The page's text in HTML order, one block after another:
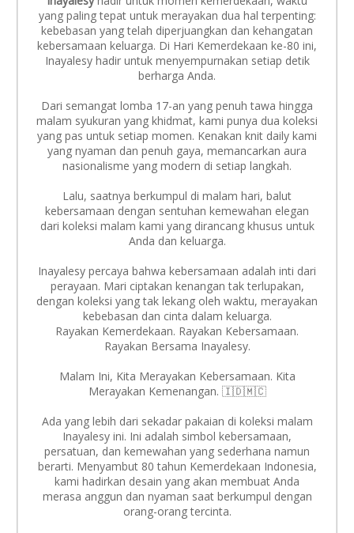
yang paling tepat untuk merayakan dua hal terpenting:
kebebasan yang telah diperjuangkan dan kehangatan
kebersamaan keluarga. Di Hari Kemerdekaan ke-80 ini,
Inayalesy hadir untuk menyempurnakan setiap detik
berharga Anda.
Dari semangat lomba 17-an yang penuh tawa hingga
malam syukuran yang khidmat, kami punya dua koleksi
yang pas untuk setiap momen. Kenakan knit daily kami
yang nyaman dan penuh gaya, memancarkan aura
nasionalisme yang modern di setiap langkah.
Lalu, saatnya berkumpul di malam hari, balut
kebersamaan dengan sentuhan kemewahan elegan
dari koleksi malam kami yang dirancang khusus untuk
Anda dan keluarga.
Inayalesy percaya bahwa kebersamaan adalah inti dari
perayaan. Mari ciptakan kenangan tak terlupakan,
dengan koleksi yang tak lekang oleh waktu, merayakan
kebebasan dan cinta dalam keluarga.
Rayakan Kemerdekaan. Rayakan Kebersamaan.
Rayakan Bersama Inayalesy.
Malam Ini, Kita Merayakan Kebersamaan. Kita
Merayakan Kemenangan. 🇮🇩🇲🇨
Ada yang lebih dari sekadar pakaian di koleksi malam
Inayalesy ini. Ini adalah simbol kebersamaan,
persatuan, dan kemewahan yang sederhana namun
berarti. Menyambut 80 tahun Kemerdekaan Indonesia,
kami hadirkan desain yang akan membuat Anda
merasa anggun dan nyaman saat berkumpul dengan
orang-orang tercinta.